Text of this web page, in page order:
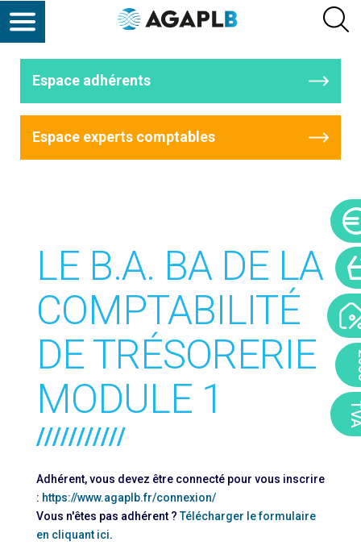
Espace adhérents
Espace experts comptables
LE B.A. BA DE LA
COMPTABILITÉ
DE TRÉSORERIE
MODULE 1
Adhérent, vous devez être connecté pour vous inscrire
: https://www.agaplb.fr/connexion/
Vous n'êtes pas adhérent ?Télécharger le formulaire
en cliquant ici.